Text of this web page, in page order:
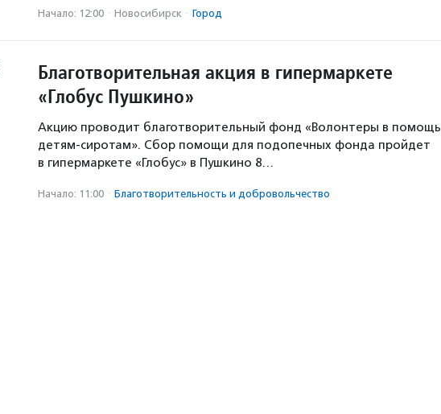
Начало: 12:00 · Новосибирск · Город
Благотворительная акция в гипермаркете
«Глобус Пушкино»
Акцию проводит благотворительный фонд «Волонтеры в помощь
детям-сиротам». Сбор помощи для подопечных фонда пройдет
в гипермаркете «Глобус» в Пушкино 8…
Начало: 11:00 · Благотвори­тель­ность и доброволь­чест­во